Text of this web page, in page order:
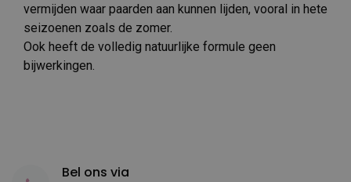
vermijden waar paarden aan kunnen lijden, vooral in hete
seizoenen zoals de zomer.
Ook heeft de volledig natuurlijke formule geen
bijwerkingen.
Bel ons via